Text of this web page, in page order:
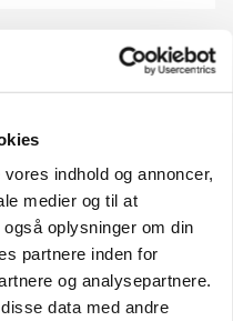
indhold og annoncer,
medier og til at
oplysninger om din
partnere inden for
og analysepartnere.
data med andre